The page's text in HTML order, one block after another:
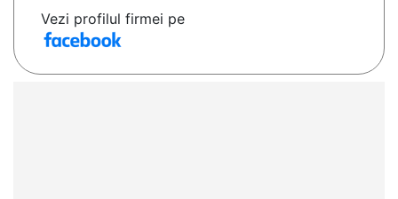
Vezi profilul firmei pe